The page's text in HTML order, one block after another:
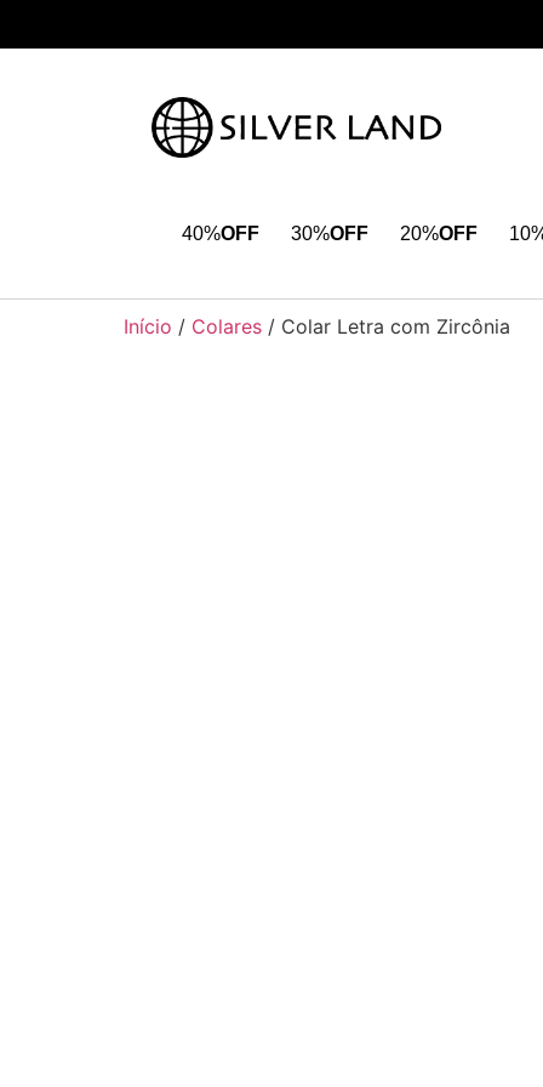
40%OFF 30%OFF 20%OFF
Início / Colares / Colar Letra com Zircônia